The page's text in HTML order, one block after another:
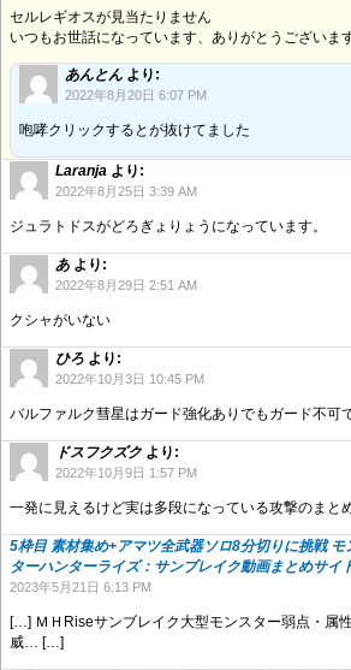
セルレギオスが見当たりません
いつもお世話になっています、ありがとうございま
あんとん より:
2022年8月20日 6:07 PM
咆哮クリックするとが抜けてました
Laranja より:
2022年8月25日 3:39 AM
ジュラトドスがどろぎょりょうになっています。
あ より:
2022年8月29日 2:51 AM
クシャがいない
ひろ より:
2022年10月3日 10:45 PM
バルファルク彗星はガード強化ありでもガード不可
ドスフクズク より:
2022年10月9日 1:57 PM
一発に見えるけど実は多段になっている攻撃のまと
5枠目 素材集め+アマツ全武器ソロ8分切りに挑戦
ターハンターライズ：サンブレイク動画まとめサイ
2023年5月21日 6:13 PM
[…] ＭＨRiseサンブレイク大型モンスター弱点・属
威… […]